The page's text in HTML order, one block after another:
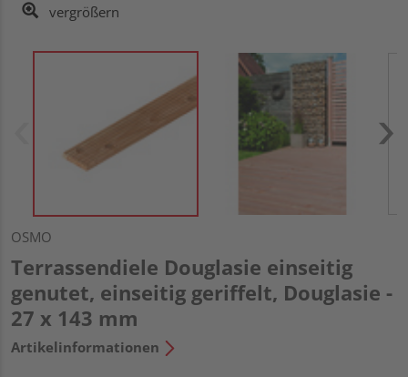
vergrößern
OSMO
Terrassendiele Douglasie einseitig
genutet, einseitig geriffelt, Douglasie -
27 x 143 mm
Artikelinformationen